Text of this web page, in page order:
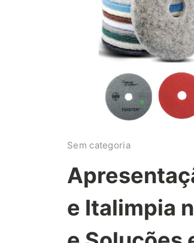
Sem categoria
e Italimpia